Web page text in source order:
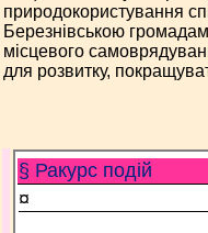
природокористування
Березнівською
місцевого
для розвитку,
§ Ракурс подій
¤